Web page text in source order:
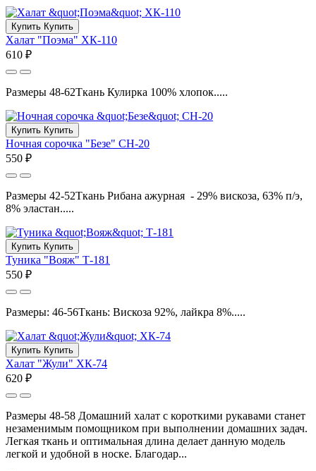
Купить Купить
Халат "Поэма" ХК-110
610 ₽
Размеры 48-62Ткань Кулирка 100% хлопок.....
Купить Купить
Ночная сорочка "Безе" СН-20
550 ₽
Размеры 42-52Ткань Рибана ажурная - 29% вискоза, 63% п/э,
8% эластан.....
Купить Купить
Туника "Вояж" Т-181
550 ₽
Размеры: 46-56Ткань: Вискоза 92%, лайкра 8%.....
Купить Купить
Халат "Жули" ХК-74
620 ₽
Размеры 48-58 Домашний халат с короткими рукавами станет
незаменимым помощником при выполнении домашних задач.
Легкая ткань и оптимальная длина делает данную модель
легкой и удобной в носке. Благодар...